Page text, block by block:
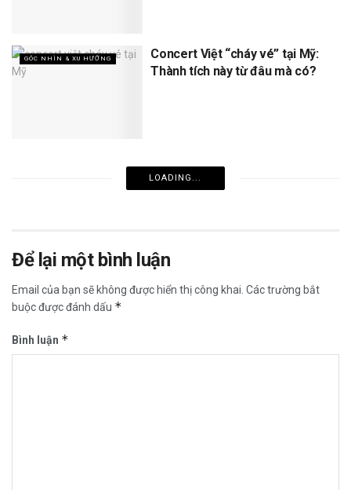
GÓC NHÌN & XU HƯỚNG
Concert Việt “cháy vé” tại Mỹ:
Thành tích này từ đâu mà có?
LOADING...
Để lại một bình luận
Email của bạn sẽ không được hiển thị công khai. Các trường bắt
buộc được đánh dấu *
Bình luận *